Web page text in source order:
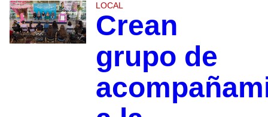
LOCAL
Crean
grupo de